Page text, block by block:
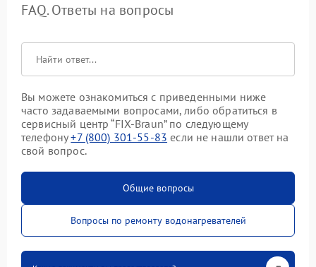
FAQ. Ответы на вопросы
Вы можете ознакомиться с приведенными ниже
часто задаваемыми вопросами, либо обратиться в
сервисный центр “FIX-Braun” по следующему
телефону+7 (800) 301-55-83 если не нашли ответ на
свой вопрос.
Общие вопросы
Вопросы по ремонту водонагревателей